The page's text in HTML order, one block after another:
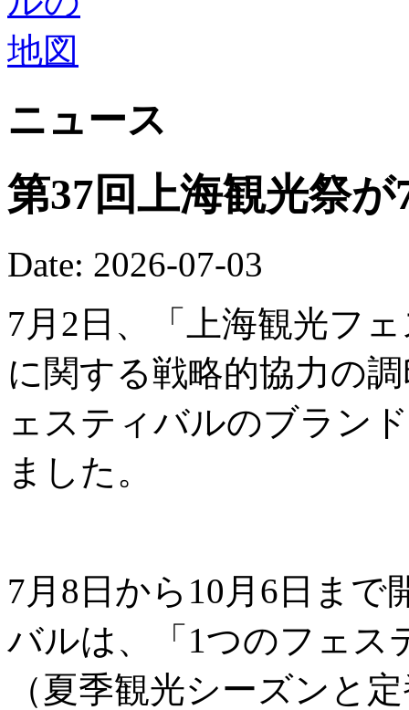
ニュース
第37回上海観光祭
Date: 2026-07-03
7月2日、「上海観光フ
に関する戦略的協力の
ェスティバルのブラン
ました。
7月8日から10月6日ま
バルは、「1つのフェス
（夏季観光シーズンと